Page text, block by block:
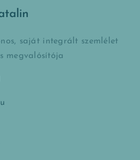
saját integrált szemlélet
megvalósítója